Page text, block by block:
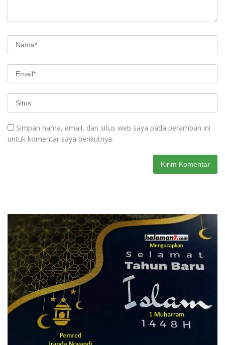
Simpan nama, email, dan situs web saya pada peramban ini
untuk komentar saya berikutnya.